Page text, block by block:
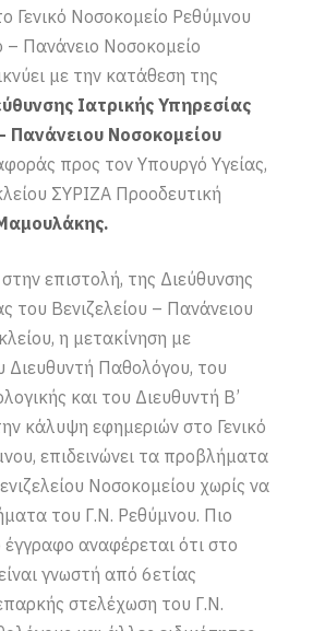
Γενικό Νοσοκομείο Ρεθύμνου
– Πανάνειο Νοσοκομείο
με την κατάθεση της
Ιατρικής Υπηρεσίας
Πανάνειου Νοσοκομείου
προς τον Υπουργό Υγείας,
ΣΥΡΙΖΑ Προοδευτική
επιστολή, της Διεύθυνσης
του Βενιζελείου – Πανάνειου
η μετακίνηση με
Διευθυντή Παθολόγου, του
και του Διευθυντή Β’
κάλυψη εφημεριών στο Γενικό
επιδεινώνει τα προβλήματα
Νοσοκομείου χωρίς να
του Γ.Ν. Ρεθύμνου. Πιο
έγγραφο αναφέρεται ότι στο
γνωστή από 6ετίας
στελέχωση του Γ.Ν.